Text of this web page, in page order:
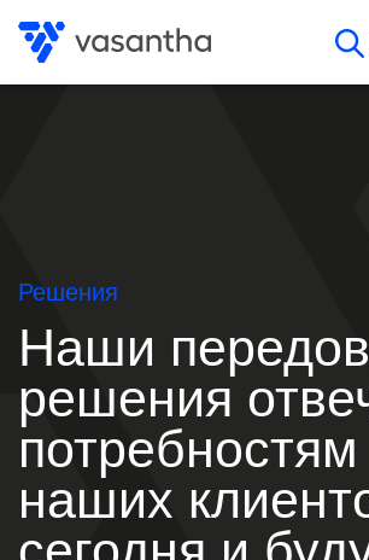
Решения
Наши
решения
потребностям
наших